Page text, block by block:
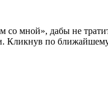
мной», дабы не
по